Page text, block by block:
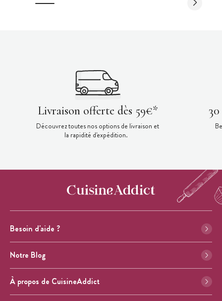
Livraison offerte dès 59€*
Découvrez toutes nos options de livraison et
la rapidité d'expédition.
Besoin d'aide ?
Notre Blog
À propos de CuisineAddict